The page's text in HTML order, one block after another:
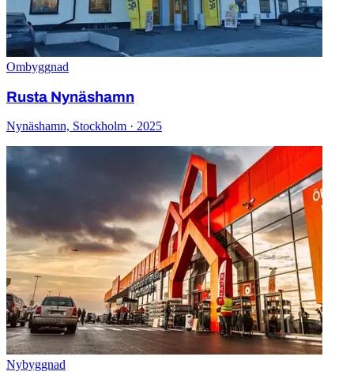
Ombyggnad
Rusta Nynäshamn
Nynäshamn, Stockholm · 2025
Nybyggnad